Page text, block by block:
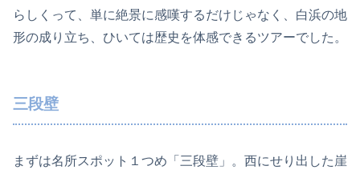
らしくって、単に絶景に感嘆するだけじゃなく、白浜の地
形の成り立ち、ひいては歴史を体感できるツアーでした。
三段壁
まずは名所スポット１つめ「三段壁」。西にせり出した崖